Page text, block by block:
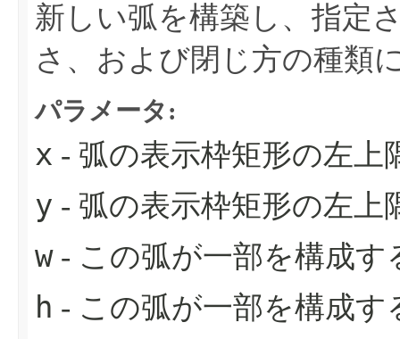
新しい弧を構築し、指定
さ、および閉じ方の種類
パラメータ:
x - 弧の表示枠矩形の左上
y - 弧の表示枠矩形の左上
w- この弧が一部を構成す
h - この弧が一部を構成